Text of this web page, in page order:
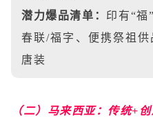
潜力爆品清单： 印有“福
春联/福字、便携祭祖
唐装
（二）马来西亚：传统+